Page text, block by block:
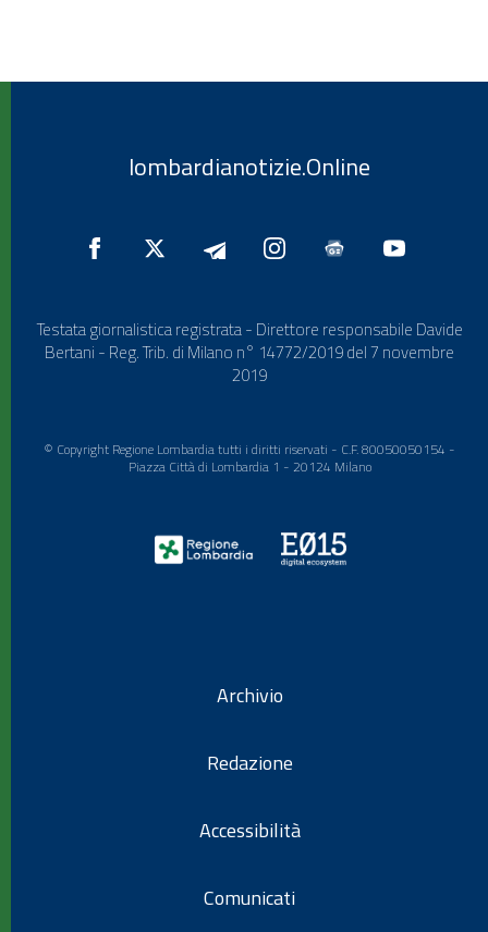
lombardianotizie.Online
Testata giornalistica registrata - Direttore responsabile Davide
Bertani - Reg. Trib. di Milano n° 14772/2019 del 7 novembre
2019
© Copyright Regione Lombardia tutti i diritti riservati - C.F. 80050050154 -
Piazza Città di Lombardia 1 - 20124 Milano
Archivio
Redazione
Accessibilità
Comunicati